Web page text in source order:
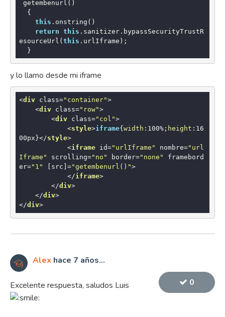
this .onstring()
return this .sanitizer.bypassSecurityTrustR
esourceUrl( this .urlIframe);
y lo llamo desde mi iframe
<div class="container">
<div class="row">
<div class="col">
<style>iframe{ width : 100%; height : 16
00px }</style>
<iframe id="urlIframe" nombre="url
Iframe"
scrolling="no" border="none"
framebord
er="1" src ]="getembenurl()">
</iframe>
</div>
</div>
</div>
Alex hace 7 años...
0
Excelente respuesta, saludos Luis